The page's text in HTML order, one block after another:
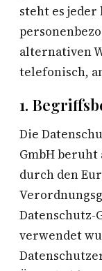
steht es
alternativen
telefonisch,
1.
Die
GmbH
durch den
Datenschutz-
verwendet